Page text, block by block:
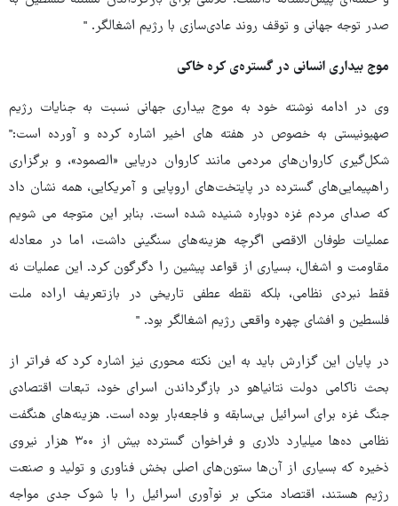
صدر توجه جهانی و توقف روند عادی‌سازی با رژیم اشغالگر. "
موج بیداری انسانی در گستره‌ی کره خاکی
وی در ادامه نوشته خود به موج بیداری جهانی نسبت به جنایات رژیم
صهیونیستی به خصوص در هفته های اخیر اشاره کرده و آورده است:"
شکل‌گیری کاروان‌های مردمی مانند کاروان دریایی «الصمود»، و برگزاری
راهپیمایی‌های گسترده در پایتخت‌های اروپایی و آمریکایی، همه نشان داد
که صدای مردم غزه دوباره شنیده شده است. بنابر این متوجه می شویم
عملیات طوفان الاقصی اگرچه هزینه‌های سنگینی داشت، اما در معادله
مقاومت و اشغال، بسیاری از قواعد پیشین را دگرگون کرد. این عملیات نه
فقط نبردی نظامی، بلکه نقطه عطفی تاریخی در بازتعریف اراده ملت
فلسطین و افشای چهره واقعی رژیم اشغالگر بود. "
در پایان این گزارش باید به این نکته محوری نیز اشاره کرد که فراتر از
بحث ناکامی دولت نتانیاهو در بازگرداندن اسرای خود، تبعات اقتصادی
جنگ غزه برای اسرائیل بی‌سابقه و فاجعه‌بار بوده است. هزینه‌های هنگفت
نظامی ده‌ها میلیارد دلاری و فراخوان گسترده بیش از ۳۰۰ هزار نیروی
ذخیره که بسیاری از آن‌ها ستون‌های اصلی بخش فناوری و تولید و صنعت
رژیم هستند، اقتصاد متکی بر نوآوری اسرائیل را با شوک جدی مواجه